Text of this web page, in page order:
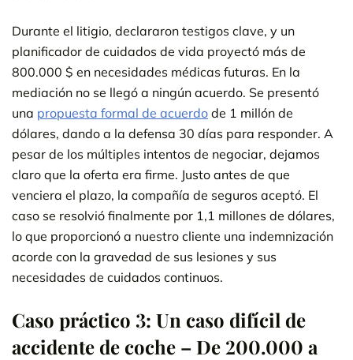
Durante el litigio, declararon testigos clave, y un
planificador de cuidados de vida proyectó más de
800.000 $ en necesidades médicas futuras. En la
mediación no se llegó a ningún acuerdo. Se presentó
una propuesta formal de acuerdo de 1 millón de
dólares, dando a la defensa 30 días para responder. A
pesar de los múltiples intentos de negociar, dejamos
claro que la oferta era firme. Justo antes de que
venciera el plazo, la compañía de seguros aceptó. El
caso se resolvió finalmente por 1,1 millones de dólares,
lo que proporcionó a nuestro cliente una indemnización
acorde con la gravedad de sus lesiones y sus
necesidades de cuidados continuos.
Caso práctico 3: Un caso difícil de
accidente de coche – De 200.000 a